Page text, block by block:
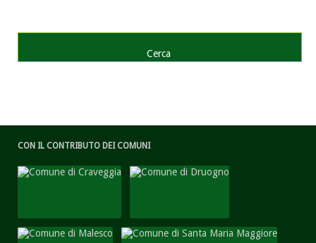
CON IL CONTRIBUTO DEI COMUNI